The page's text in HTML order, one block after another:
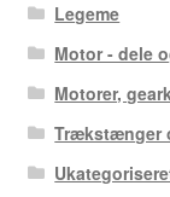
Legeme
Motor - dele
Motorer,
Trækstænger